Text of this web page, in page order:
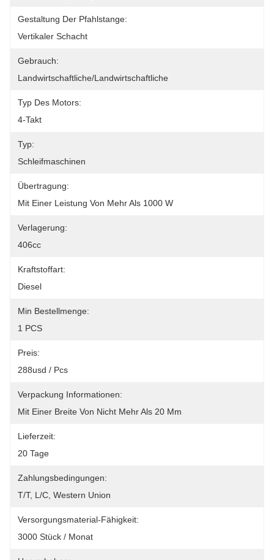
Gestaltung Der Pfahlstange:
Vertikaler Schacht
Gebrauch:
Landwirtschaftliche/Landwirtschaftliche
Typ Des Motors:
4-Takt
Typ:
Schleifmaschinen
Übertragung:
Mit Einer Leistung Von Mehr Als 1000 W
Verlagerung:
406cc
Kraftstoffart:
Diesel
Min Bestellmenge:
1 PCS
Preis:
288usd / Pcs
Verpackung Informationen:
Mit Einer Breite Von Nicht Mehr Als 20 Mm
Lieferzeit:
20 Tage
Zahlungsbedingungen:
T/T, L/C, Western Union
Versorgungsmaterial-Fähigkeit:
3000 Stück / Monat